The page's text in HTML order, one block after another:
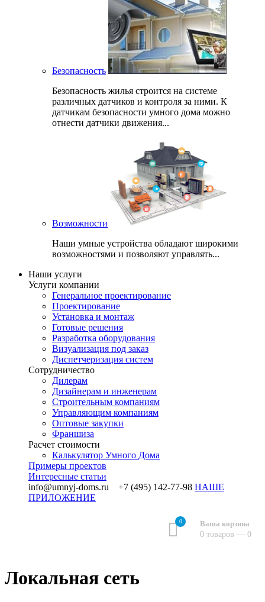
Безопасность
Безопасность жилья строится на системе
различных датчиков и контроля за ними. К
датчикам безопасности умного дома можно
отнести датчики движения...
Возможности
Наши умные устройства обладают широкими
возможностями и позволяют управлять...
Наши услуги
Услуги компании
Генеральное проектирование
Проектирование
Установка и монтаж
Готовые решения
Разработка оборудования
Визуализация под заказ
Диспетчеризация систем
Сотрудничество
Дилерам
Дизайнерам и инженерам
Строительным компаниям
Управляющим компаниям
Оптовые закупки
Франшиза
Раcчет стоимости
Калькулятор Умного Дома
Примеры проектов
Интересные статьи
info@umnyj-doms.ru +7 (495) 142-77-98 НАШЕ
ПРИЛОЖЕНИЕ
0
Ваша корзина
0 товаров — 0
Локальная сеть